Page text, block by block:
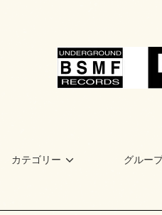
カテゴリー グルー